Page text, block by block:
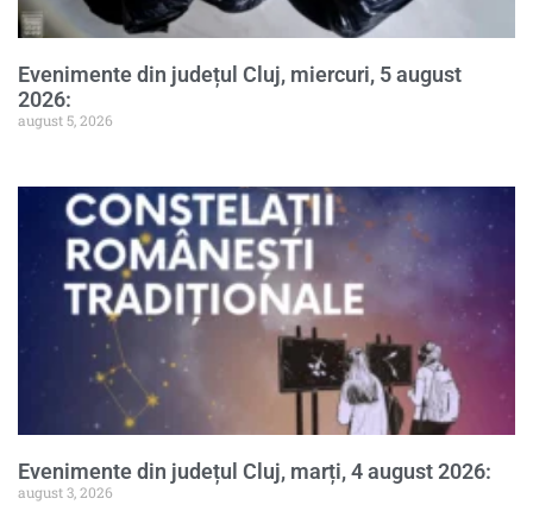
Evenimente din județul Cluj, miercuri, 5 august
2026:
august 5, 2026
Evenimente din județul Cluj, marți, 4 august 2026:
august 3, 2026